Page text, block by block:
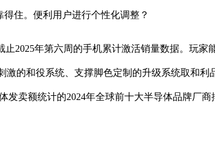
住。便利用户进行个性化调整？
年第六周的手机累计激活销量数据。玩家
激的和役系统、支撑脚色定制的升级系统取和
发卖额统计的2024年全球前十大半导体品牌厂